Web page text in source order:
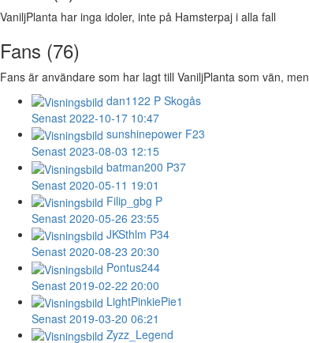
VaniljPlanta har inga idoler, inte på Hamsterpaj i alla fall
Fans (76)
Fans är användare som har lagt till VaniljPlanta som vän,
dan1122 P Skogås
Senast 2022-10-17 10:47
sunshinepower F23
Senast 2023-08-03 12:15
batman200 P37
Senast 2020-05-11 19:01
Filip_gbg P
Senast 2020-05-26 23:55
JKSthlm P34
Senast 2020-08-23 20:30
Pontus244
Senast 2019-02-22 20:00
LightPinkiePie1
Senast 2019-03-20 06:21
Zyzz_Legend